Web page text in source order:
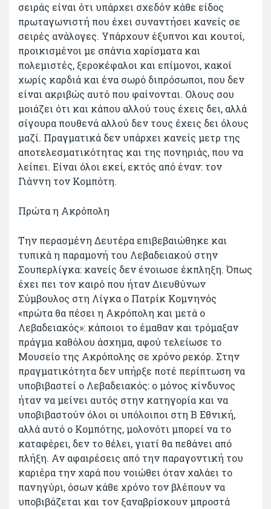
σειράς είναι ότι υπάρχει σχεδόν κάθε είδος
πρωταγωνιστή που έχει συναντήσει κανείς σε
σειρές ανάλογες. Υπάρχουν έξυπνοι και κουτοί,
προικισμένοι με σπάνια χαρίσματα και
πολεμιστές, ξεροκέφαλοι και επίμονοι, κακοί
χωρίς καρδιά και ένα σωρό διπρόσωποι, που δεν
είναι ακριβώς αυτό που φαίνονται. Ολους σου
μοιάζει ότι και κάπου αλλού τους έχεις δει, αλλά
σίγουρα πουθενά αλλού δεν τους έχεις δει όλους
μαζί. Πραγματικά δεν υπάρχει κανείς μετρ της
αποτελεσματικότητας και της πονηριάς, που να
λείπει. Είναι όλοι εκεί, εκτός από έναν: τον
Γιάννη τον Κομπότη.
Πρώτα η Ακρόπολη
Την περασμένη Δευτέρα επιβεβαιώθηκε και
τυπικά η παραμονή του Λεβαδειακού στην
Σουπερλίγκα: κανείς δεν ένοιωσε έκπληξη. Όπως
έχει πει τον καιρό που ήταν Διευθύνων
Σύμβουλος στη Λίγκα ο Πατρίκ Κομνηνός
«πρώτα θα πέσει η Ακρόπολη και μετά ο
Λεβαδειακός»: κάποιοι το έμαθαν και τρόμαξαν
πράγμα καθόλου άσχημα, αφού τελείωσε το
Μουσείο της Ακρόπολης σε χρόνο ρεκόρ. Στην
πραγματικότητα δεν υπήρξε ποτέ περίπτωση να
υποβιβαστεί ο Λεβαδειακός: ο μόνος κίνδυνος
ήταν να μείνει αυτός στην κατηγορία και να
υποβιβαστούν όλοι οι υπόλοιποι στη Β Εθνική,
αλλά αυτό ο Κομπότης, μολονότι μπορεί να το
καταφέρει, δεν το θέλει, γιατί θα πεθάνει από
πλήξη. Αν αφαιρέσεις από την παραγοντική του
καριέρα την χαρά που νοιώθει όταν χαλάει το
πανηγύρι, όσων κάθε χρόνο τον βλέπουν να
υποβιβάζεται και τον ξαναβρίσκουν μπροστά